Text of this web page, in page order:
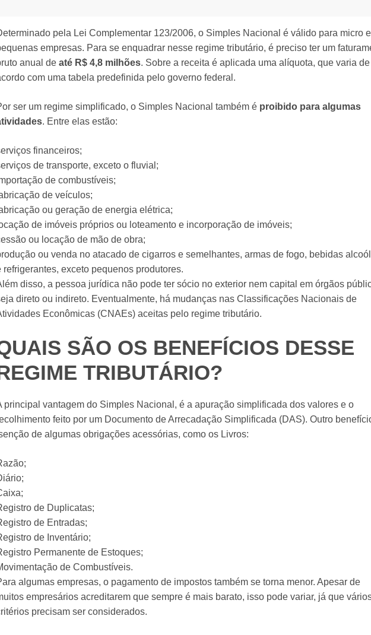
pela Lei Complementar 123/2006, o Simples Nacional é válido para micro e
empresas. Para se enquadrar nesse regime tributário, é preciso ter um
anual de até R$ 4,8 milhões. Sobre a receita é aplicada uma alíquota, que varia de
com uma tabela predefinida pelo governo federal.
ser um regime simplificado, o Simples Nacional também é proibido para algumas
. Entre elas estão:
financeiros;
de transporte, exceto o fluvial;
de combustíveis;
de veículos;
ou geração de energia elétrica;
de imóveis próprios ou loteamento e incorporação de imóveis;
ou locação de mão de obra;
ou venda no atacado de cigarros e semelhantes, armas de fogo, bebidas
refrigerantes, exceto pequenos produtores.
disso, a pessoa jurídica não pode ter sócio no exterior nem capital em órgãos
direto ou indireto. Eventualmente, há mudanças nas Classificações Nacionais de
Econômicas (CNAEs) aceitas pelo regime tributário.
SÃO OS BENEFÍCIOS DESSE
TRIBUTÁRIO?
principal vantagem do Simples Nacional, é a apuração simplificada dos valores e o
feito por um Documento de Arrecadação Simplificada (DAS). Outro
de algumas obrigações acessórias, como os Livros:
de Duplicatas;
de Entradas;
de Inventário;
Permanente de Estoques;
de Combustíveis.
algumas empresas, o pagamento de impostos também se torna menor. Apesar de
empresários acreditarem que sempre é mais barato, isso pode variar, já que
precisam ser considerados.